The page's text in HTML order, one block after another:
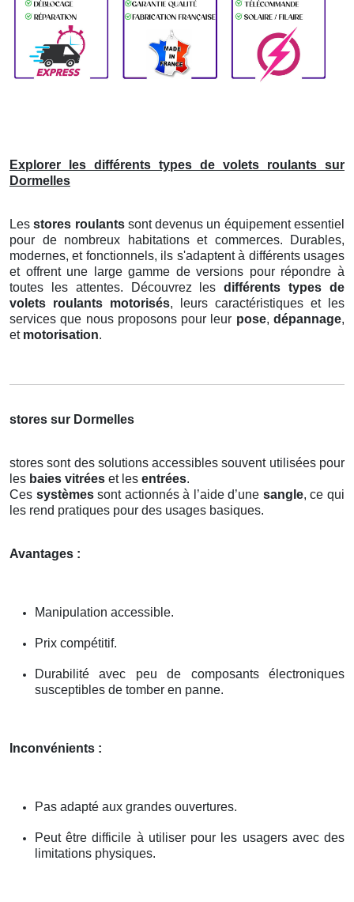
Explorer les différents types de volets roulants sur
Dormelles
Lesstores roulantssont devenus un équipement essentiel
pour de nombreux habitations et commerces. Durables,
modernes, et fonctionnels, ils s'adaptent à différents usages
et offrent une large gamme de versions pour répondre à
toutes les attentes. Découvrez lesdifférents types de
volets roulants motorisés, leurs caractéristiques et les
services que nous proposons pour leur pose,dépannage,
et motorisation.
stores sur Dormelles
stores sont des solutions accessibles souvent utilisées pour
les baies vitrées et les entrées.
Ces systèmessont actionnés à l’aide d’une sangle, ce qui
les rend pratiques pour des usages basiques.
Avantages :
Manipulation accessible.
Prix compétitif.
Durabilité avec peu de composants électroniques
susceptibles de tomber en panne.
Inconvénients :
Pas adapté aux grandes ouvertures.
Peut être difficile à utiliser pour les usagers avec des
limitations physiques.